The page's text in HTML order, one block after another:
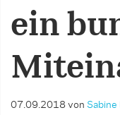
ein
07.09.2018 von Sabine